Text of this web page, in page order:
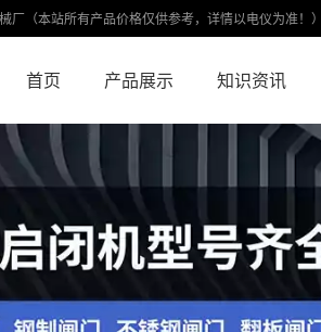
（本站所有产品价格仅供参考，详情以电仪为准！）
首页 产品展示 知识资讯